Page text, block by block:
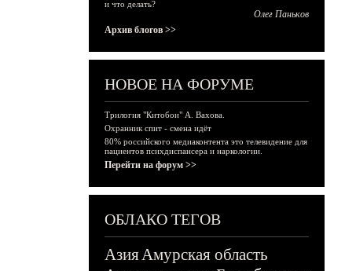
и что делать?
Олег Паньков
Архив блогов >>
НОВОЕ НА ФОРУМЕ
Трилогия "Китобои" А. Вахова.
Охранник спит - смена идёт
80% российского медиаконтента это телевидение для
пациентов психдиспансера и наркологии.
Перейти на форум >>
ОБЛАКО ТЕГОВ
АзияАмурская область